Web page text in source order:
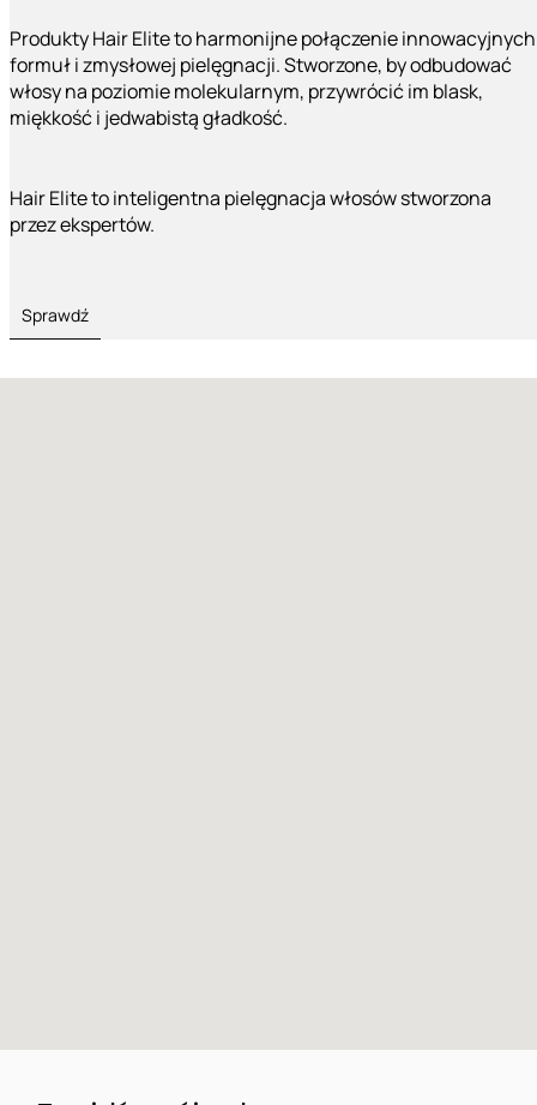
Produkty Hair Elite to harmonijne połączenie innowacyjnych
formuł i zmysłowej pielęgnacji. Stworzone, by odbudować
włosy na poziomie molekularnym, przywrócić im blask,
miękkość i jedwabistą gładkość.
Hair Elite to inteligentna pielęgnacja włosów stworzona
przez ekspertów.
Sprawdź